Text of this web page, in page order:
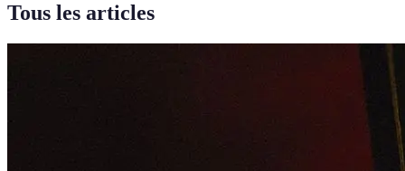
Tous les articles